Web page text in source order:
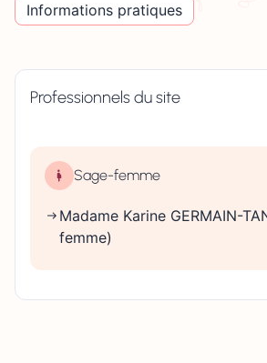
Informations pratiques
Professionnels du site
Sage-femme
Madame Karine GERMAIN-
femme)